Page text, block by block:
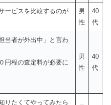
ービスを比較するのが
男
性
40
代
当者が外出中」と言わ
円程の査定料が必要に
男
性
40
代
りたくてやってみたら